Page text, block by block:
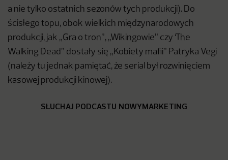
a nie tylko ostatnich sezonów tych produkcji). Do
ścisłego topu, obok wielkich międzynarodowych
produkcji, jak „Gra o tron”, „Wikingowie” czy ‘The
Walking Dead” dostały się „Kobiety mafii” Patryka Vegi
(należy tu jednak pamiętać, że serial był rozwinięciem
kasowej produkcji kinowej).
SŁUCHAJ PODCASTU NOWYMARKETING